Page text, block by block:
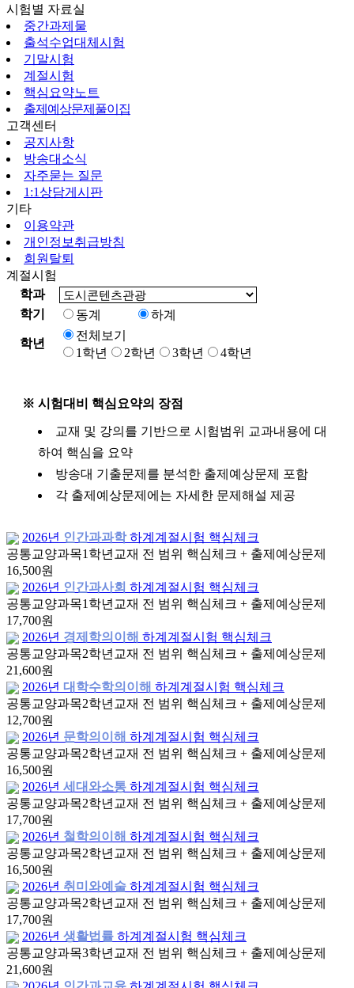
시험별 자료실
중간과제물
출석수업대체시험
기말시험
계절시험
핵심요약노트
출제예상문제풀이집
고객센터
공지사항
방송대소식
자주묻는 질문
1:1상담게시판
기타
이용약관
개인정보취급방침
회원탈퇴
계절시험
학과
학기
동계 하계
학년
전체보기
1학년
2학년 3학년 4학년
※ 시험대비 핵심요약의 장점
교재 및 강의를 기반으로 시험범위 교과내용에 대
하여 핵심을 요약
방송대 기출문제를 분석한 출제예상문제 포함
각 출제예상문제에는 자세한 문제해설 제공
2026년 인간과과학하계계절시험 핵심체크
공통교양과목1학년 교재 전 범위 핵심체크 + 출제예상문제
16,500원
2026년 인간과사회 하계계절시험 핵심체크
공통교양과목1학년 교재 전 범위 핵심체크 + 출제예상문제
17,700원
2026년 경제학의이해 하계계절시험 핵심체크
공통교양과목2학년 교재 전 범위 핵심체크 + 출제예상문제
21,600원
2026년 대학수학의이해 하계계절시험 핵심체크
공통교양과목2학년 교재 전 범위 핵심체크 + 출제예상문제
12,700원
2026년 문학의이해 하계계절시험 핵심체크
공통교양과목2학년 교재 전 범위 핵심체크 + 출제예상문제
16,500원
2026년 세대와소통 하계계절시험 핵심체크
공통교양과목2학년 교재 전 범위 핵심체크 + 출제예상문제
17,700원
2026년 철학의이해 하계계절시험 핵심체크
공통교양과목2학년 교재 전 범위 핵심체크 + 출제예상문제
16,500원
2026년 취미와예술 하계계절시험 핵심체크
공통교양과목2학년 교재 전 범위 핵심체크 + 출제예상문제
17,700원
2026년 생활법률 하계계절시험 핵심체크
공통교양과목3학년 교재 전 범위 핵심체크 + 출제예상문제
21,600원